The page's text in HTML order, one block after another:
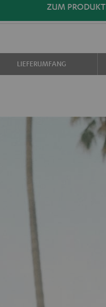
ZUM PRODUKT
LIEFERUMFANG